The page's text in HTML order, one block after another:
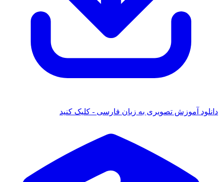
دانلود آموزش تصویری به زبان فارسی - کلیک کنید